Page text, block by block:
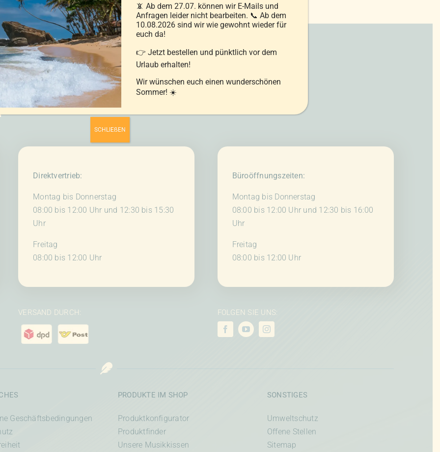
Direktvertrieb:
Montag bis Donnerstag
08:00 bis 12:00 Uhr und 12:30 bis 15:30
Uhr
Freitag
08:00 bis 12:00 Uhr
Büroöffnungszeiten:
Montag bis Donnerstag
08:00 bis 12:00 Uhr und 12:30 bis 16:00
Uhr
Freitag
08:00 bis 12:00 Uhr
VERSAND DURCH: FOLGEN SIE UNS:
Geschäftsbedingungen
PRODUKTE IM SHOP
Produktkonfigurator
Produktfinder
Unsere Musikkissen
SONSTIGES
Umweltschutz
Offene Stellen
Sitemap
📵 Ab dem 27.07. können wir E-Mails und
Anfragen leider nicht bearbeiten. 📞 Ab dem
10.08.2026 sind wir wie gewohnt wieder für
euch da!
👉 Jetzt bestellen und pünktlich vor dem
Urlaub erhalten!
Wir wünschen euch einen wunderschönen
Sommer! ☀️
SCHLIEẞEN